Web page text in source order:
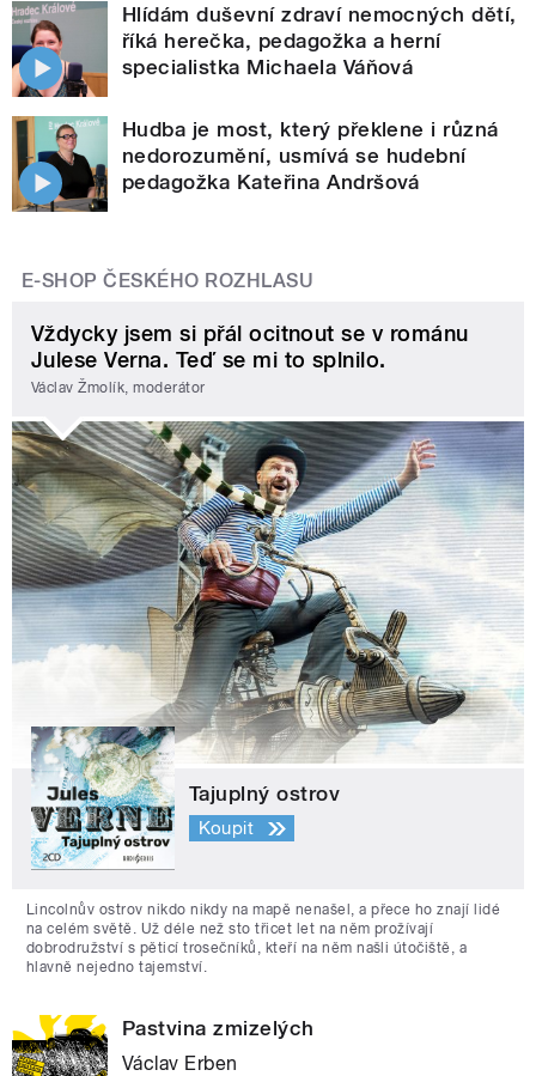
Hlídám duševní zdraví nemocných dětí,
říká herečka, pedagožka a herní
specialistka Michaela Váňová
Hudba je most, který překlene i různá
nedorozumění, usmívá se hudební
pedagožka Kateřina Andršová
E-SHOP ČESKÉHO ROZHLASU
Vždycky jsem si přál ocitnout se v románu
Julese Verna. Teď se mi to splnilo.
Václav Žmolík, moderátor
Tajuplný ostrov
Koupit
Lincolnův ostrov nikdo nikdy na mapě nenašel, a přece ho znají lidé
na celém světě. Už déle než sto třicet let na něm prožívají
dobrodružství s pěticí trosečníků, kteří na něm našli útočiště, a
hlavně nejedno tajemství.
Pastvina zmizelých
Václav Erben